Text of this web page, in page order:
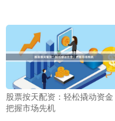
股票按天配资：轻松撬动资金
把握市场先机